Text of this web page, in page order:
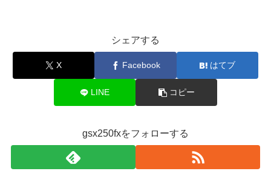
シェアする
X Facebook はてブ
LINE コピー
gsx250fxをフォローする